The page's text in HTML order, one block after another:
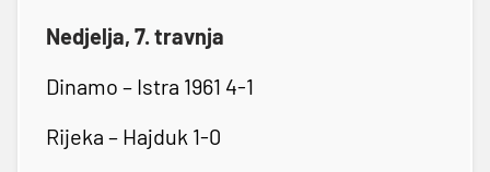
Nedjelja, 7. travnja
Dinamo – Istra 1961 4-1
Rijeka – Hajduk 1-0